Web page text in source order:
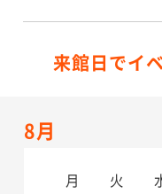
来館日でイ
8月
月 火